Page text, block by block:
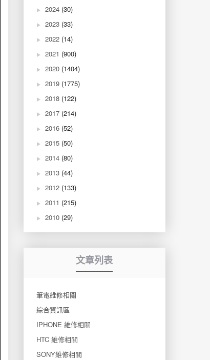
2024(30)
2023(33)
2022(14)
2021 (900)
2020(1404)
2019(1775)
2018(122)
2017(214)
2016(52)
2015(50)
2014(80)
2013(44)
2012(133)
2011 (215)
2010(29)
文章列表
筆電維修相關
綜合資訊區
IPHONE 維修相關
HTC 維修相關
SONY維修相關